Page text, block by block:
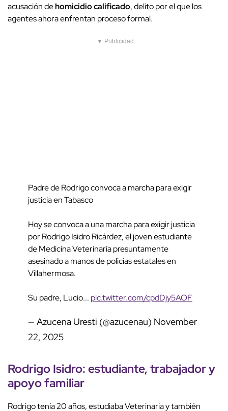
acusación dehomicidio calificado, delito por el que los
agentes ahora enfrentan proceso formal.
▼ Publicidad
Padre de Rodrigo convoca a marcha para exigir
justicia en Tabasco
Hoy se convoca a una marcha para exigir justicia
por Rodrigo Isidro Ricárdez, el joven estudiante
de Medicina Veterinaria presuntamente
asesinado a manos de policías estatales en
Villahermosa.
Su padre, Lucio... pic.twitter.com/cpdDjy5AOF
— Azucena Uresti (@azucenau) November
22, 2025
Rodrigo Isidro: estudiante, trabajador y
apoyo familiar
Rodrigo tenía 20 años, estudiaba Veterinaria y también